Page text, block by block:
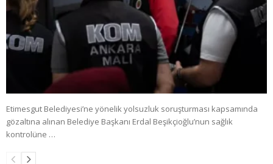
Etimesgut Belediyesi’ne yönelik yolsuzluk soruşturması kapsamında
gözaltına alınan Belediye Başkanı Erdal Beşikçioğlu’nun sağlık
kontrolüne …